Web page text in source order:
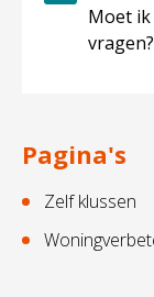
Moet
vragen?
Pagina's
Zelf klussen